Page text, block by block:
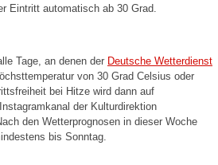
Eintritt automatisch ab 30 Grad.
Tage, an denen der Deutsche Wetterdienst
von 30 Grad Celsius oder
bei Hitze wird dann auf
der Kulturdirektion
den Wetterprognosen in dieser Woche
bis Sonntag.